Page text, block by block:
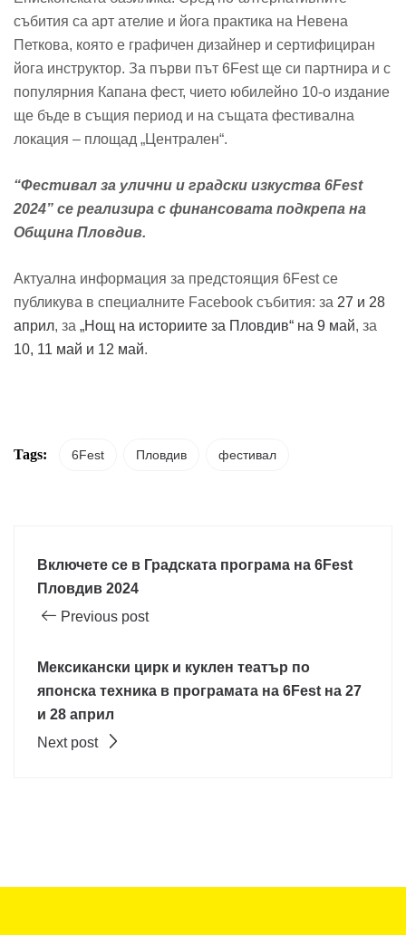
събития са арт ателие и йога практика на Невена
Петкова, която е графичен дизайнер и сертифициран
йога инструктор. За първи път 6Fest ще си партнира и с
популярния Капана фест, чието юбилейно 10-о издание
ще бъде в същия период и на същата фестивална
локация – площад „Централен“.
“Фестивал за улични и градски изкуства 6Fest
2024” се реализира с финансовата подкрепа на
Община Пловдив.
Актуална информация за предстоящия 6Fest се
публикува в специалните Facebook събития: за 27 и 28
април, за „Нощ на историите за Пловдив“ на 9 май, за
10, 11 май и 12 май.
Tags: 6Fest Пловдив фестивал
Включете се в Градската програма на 6Fest
Пловдив 2024
Previous post
Мексикански цирк и куклен театър по
японска техника в програмата на 6Fest на 27
и 28 април
Next post